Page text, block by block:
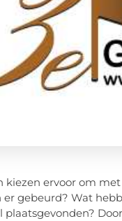
kiezen ervoor om met
gebeurd? Wat